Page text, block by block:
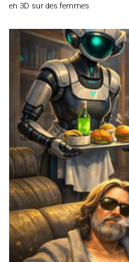
en 3D sur des femmes